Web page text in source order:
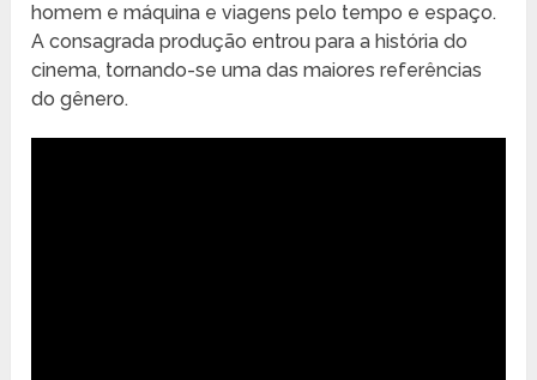
homem e máquina e viagens pelo tempo e espaço.
A consagrada produção entrou para a história do
cinema, tornando-se uma das maiores referências
do gênero.